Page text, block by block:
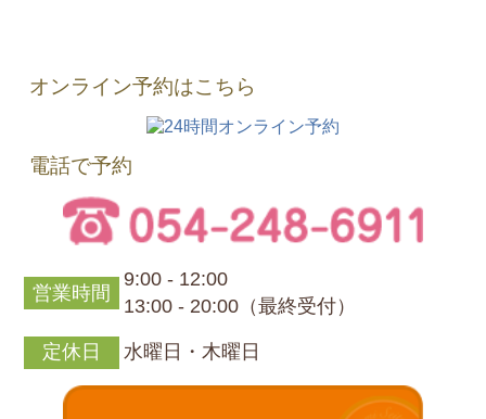
オンライン予約はこちら
電話で予約
営業時間
9:00 - 12:00
13:00 - 20:00（最終受付）
定休日 水曜日・木曜日